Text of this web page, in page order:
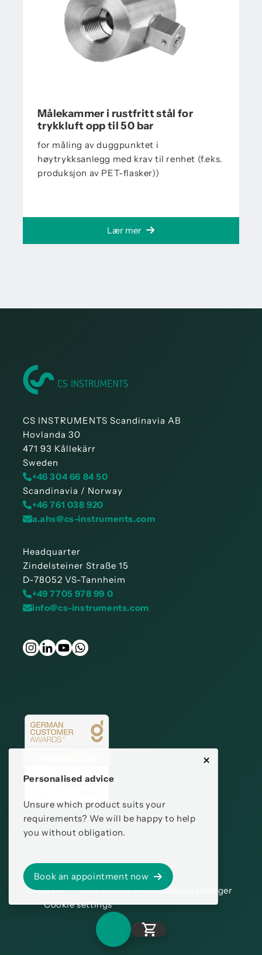
Målekammer i rustfritt stål for
trykkluft opp til 50 bar
for måling av duggpunktet i
høytrykksanlegg med krav til renhet (f.eks.
produksjon av PET-flasker))
Lær mer
Personalised advice
Unsure which product suits your
requirements? We will be happy to help
you without obligation.
Book an appointment now
CS INSTRUMENTS Scandinavia AB
Hovlanda 30
471 93 Kållekärr
Sweden
+46 304 66 84 50
Scandinavia / Norway
+46 761 038 920
a.ahs@cs-instruments.com
Headquarter
Zindelsteiner Straße 15
D-78052 VS-Tannheim
+49 7705 978 99 0
info@cs-instruments.com
Avtrykk
Beskyttelse av personopplysninger
Cookie settings